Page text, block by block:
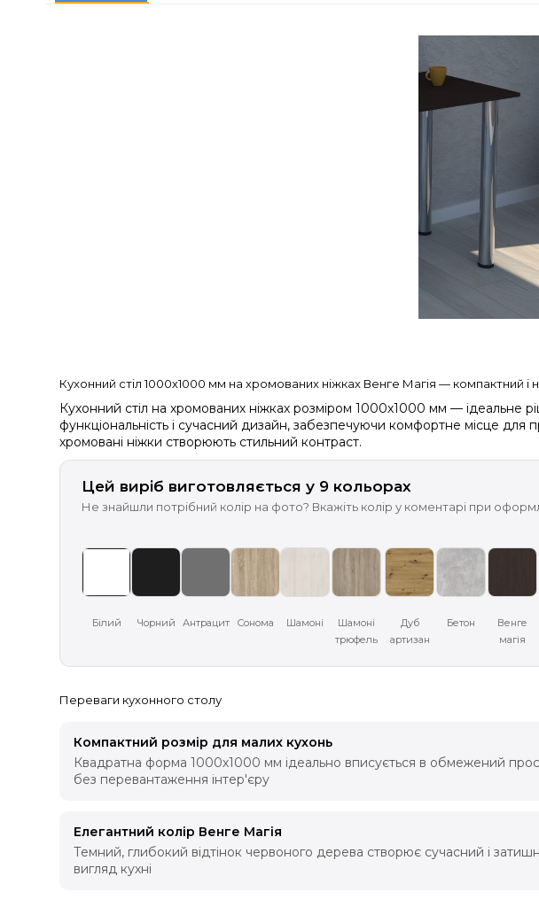
Кухонний стіл 1000х1000 мм на хромованих ніжках Венге Магія — компактний і
Кухонний стіл на хромованих ніжках розміром 1000х1000 мм — ідеальне
функціональність і сучасний дизайн, забезпечуючи комфортне місце для
хромовані ніжки створюють стильний контраст.
Цей виріб виготовляється у 9 кольорах
Не знайшли потрібний колір на фото? Вкажіть колір у коментарі при
Білий Чорний Антрацит Сонома Шамоні
Шамоні
трюфель
Дуб
артизан
Бетон
Венге
магія
Переваги кухонного столу
Компактний розмір для малих кухонь
Квадратна форма 1000х1000 мм ідеально вписується в обмежений
без перевантаження інтер'єру
Елегантний колір Венге Магія
Темний, глибокий відтінок червоного дерева створює сучасний і
вигляд кухні